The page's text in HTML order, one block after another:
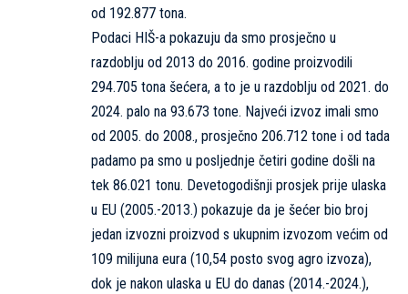
od 192.877 tona.
Podaci HIŠ-a pokazuju da smo prosječno u
razdoblju od 2013 do 2016. godine proizvodili
294.705 tona šećera, a to je u razdoblju od 2021. do
2024. palo na 93.673 tone. Najveći izvoz imali smo
od 2005. do 2008., prosječno 206.712 tone i od tada
padamo pa smo u posljednje četiri godine došli na
tek 86.021 tonu. Devetogodišnji prosjek prije ulaska
u EU (2005.-2013.) pokazuje da je šećer bio broj
jedan izvozni proizvod s ukupnim izvozom većim od
109 milijuna eura (10,54 posto svog agro izvoza),
dok je nakon ulaska u EU do danas (2014.-2024.),